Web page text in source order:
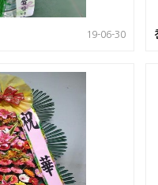
19-06-30